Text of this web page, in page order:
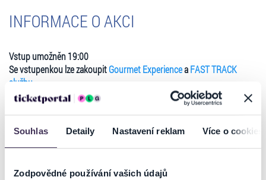
Souhlas Detaily Nastavení reklam Více o cookies
Zodpovědné používání vašich údajů
INFORMACE O AKCI
Vstup umožněn 19:00
Se vstupenkou lze zakoupitGourmet ExperienceaFAST TRACK
službu.
David Koller zpívá Karla Kryla. Unikátní koncertní pocta nazvaná
národa, proběhne 3. prosince 2026 v pražském O2 universu. Zpěvák